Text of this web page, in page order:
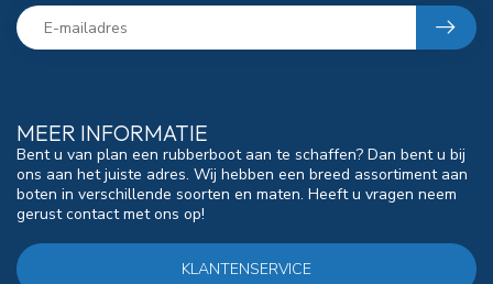
MEER INFORMATIE
Bent u van plan een rubberboot aan te schaffen? Dan bent u bij
ons aan het juiste adres. Wij hebben een breed assortiment aan
boten in verschillende soorten en maten. Heeft u vragen neem
gerust contact met ons op!
KLANTENSERVICE